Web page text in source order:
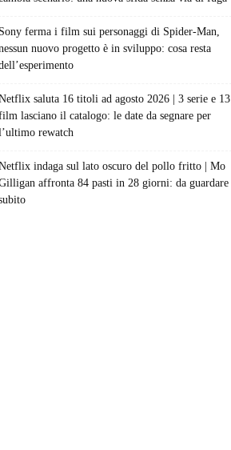
Sony ferma i film sui personaggi di Spider-Man,
nuovo progetto è in sviluppo: cosa resta
saluta 16 titoli ad agosto 2026 | 3 serie e 13
lasciano il catalogo: le date da segnare per
rewatch
indaga sul lato oscuro del pollo fritto | Mo
affronta 84 pasti in 28 giorni: da guardare